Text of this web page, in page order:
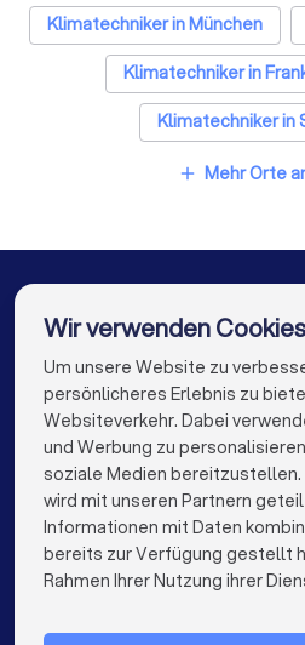
Klimatechniker in München
Klimatechniker in
Klimatechniker
Klimatechniker in
Klimatechniker in
Klimatechniker in
Klimatechniker in
Klimatechniker
Klimatechniker in
Klimatechniker in
add Mehr Orte
Die besten Unternehmen für Sie
info@trustlocal.de
FÜR PRIVATPERSONEN
Wir verwenden Cookies
Um unsere Website zu
persönlicheres Erlebnis zu
Websiteverkehr. Dabei
und Werbung zu
soziale Medien bereitzustellen.
wird mit unseren Partnern
Informationen mit Daten
bereits zur Verfügung gestellt
Rahmen Ihrer Nutzung ihrer